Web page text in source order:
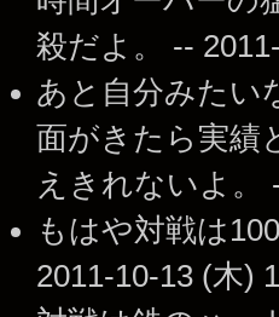
殺だよ。 --
あと自分みたい
面がきたら実績
えきれないよ。
もはや対戦は
2011-10-13 (木)